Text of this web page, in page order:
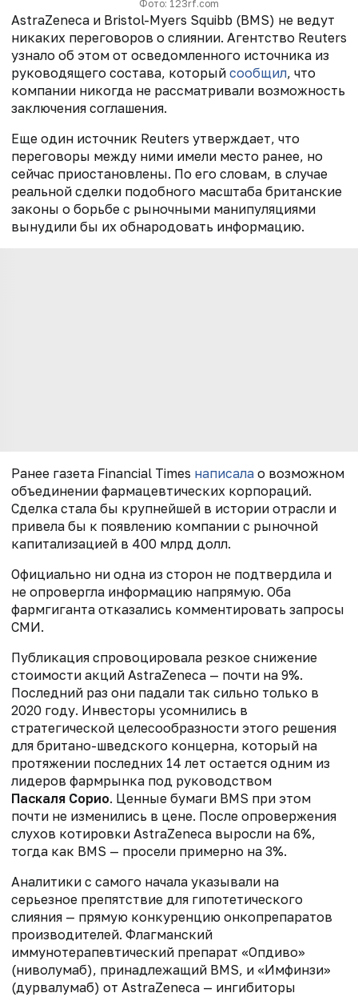
Фото: 123rf.com
AstraZeneca и Bristol-Myers Squibb (BMS) не ведут
никаких переговоров о слиянии. Агентство Reuters
узнало об этом от осведомленного источника из
руководящего состава, который сообщил, что
компании никогда не рассматривали возможность
заключения соглашения.
Еще один источник Reuters утверждает, что
переговоры между ними имели место ранее, но
сейчас приостановлены. По его словам, в случае
реальной сделки подобного масштаба британские
законы о борьбе с рыночными манипуляциями
вынудили бы их обнародовать информацию.
Ранее газета Financial Times написала о возможном
объединении фармацевтических корпораций.
Сделка стала бы крупнейшей в истории отрасли и
привела бы к появлению компании с рыночной
капитализацией в 400 млрд долл.
Официально ни одна из сторон не подтвердила и
не опровергла информацию напрямую. Оба
фармгиганта отказались комментировать запросы
СМИ.
Публикация спровоцировала резкое снижение
стоимости акций AstraZeneca — почти на 9%.
Последний раз они падали так сильно только в
2020 году. Инвесторы усомнились в
стратегической целесообразности этого решения
для британо-шведского концерна, который на
протяжении последних 14 лет остается одним из
лидеров фармрынка под руководством
Паскаля Сорио. Ценные бумаги BMS при этом
почти не изменились в цене. После опровержения
слухов котировки AstraZeneca выросли на 6%,
тогда как BMS — просели примерно на 3%.
Аналитики с самого начала указывали на
серьезное препятствие для гипотетического
слияния — прямую конкуренцию онкопрепаратов
производителей. Флагманский
иммунотерапевтический препарат «Опдиво»
(ниволумаб), принадлежащий BMS, и «Имфинзи»
(дурвалумаб) от AstraZeneca — ингибиторы